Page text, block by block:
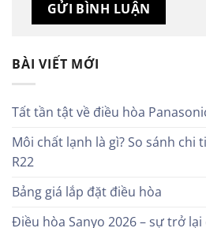
BÀI VIẾT MỚI
Tất tần tật về điều hòa
Môi chất lạnh là gì? So sánh chi
R22
Bảng giá lắp đặt điều hòa
Điều hòa Sanyo 2026 – sự trở